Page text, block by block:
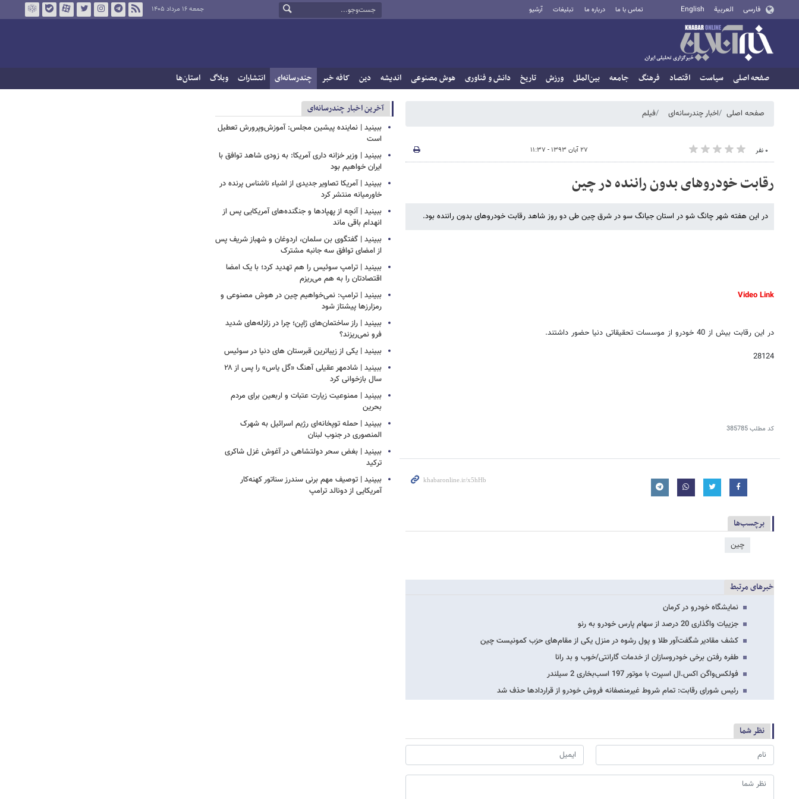
فارسی العربية English تماس با ما درباره ما تبلیغات آرشیو جمعه ۱۶ مرداد ۱۴۰۵
صفحه اصلی سیاست اقتصاد فرهنگ جامعه بین‌الملل ورزش تاریخ دانش و فناوری هوش مصنوعی اندیشه دین کافه خبر چندرسانه‌ای انتشارات وبلاگ استان‌ها
صفحه اصلی اخبار چندرسانه‌ای فیلم
۰ نفر ۲۷ آبان ۱۳۹۳ - ۱۱:۳۷
رقابت خودروهای بدون راننده در چین
در این هفته شهر چانگ شو در استان جیانگ سو در شرق چین طی دو روز شاهد رقابت خودروهای بدون راننده بود.
Video Link
در این رقابت بیش از 40 خودرو از موسسات تحقیقاتی دنیا حضور داشتند.
28124
کد مطلب385785
برچسب‌ها
چین
خبرهای مرتبط
نمایشگاه خودرو در کرمان
جزییات واگذاری 20 درصد از سهام پارس خودرو به رنو
کشف مقادیر شگفت‌آور طلا و پول رشوه در منزل یکی از مقام‌های حزب کمونیست چین
طفره رفتن برخی خودروسازان از خدمات گارانتی/خوب و بد رانا
فولکس‌واگن اکس.ال اسپرت با موتور 197 اسب‏‌بخاری 2 سیلندر
رئیس شورای رقابت: تمام شروط غیرمنصفانه فروش خودرو از قراردادها حذف شد
نظر شما
آخرین اخبار چندرسانه‌ای
ببینید | نماینده پیشین مجلس: آموزش‌وپرورش تعطیل
است
ببینید | وزیر خزانه داری آمریکا: به زودی شاهد توافق با
ایران خواهیم بود
ببینید | آمریکا تصاویر جدیدی از اشیاء ناشناس پرنده در
خاورمیانه منتشر کرد
ببینید | آنچه از پهپادها و جنگنده‌های آمریکایی پس از
انهدام باقی ماند
ببینید | گفتگوی بن سلمان، اردوغان و شهباز شریف پس
از امضای توافق سه جانبه مشترک
ببینید | ترامپ سوئیس را هم تهدید کرد؛ با یک امضا
اقتصادتان را به هم می‌ریزم
ببینید | ترامپ: نمی‌خواهیم چین در هوش مصنوعی و
رمزارزها پیشتاز شود
ببینید | راز ساختمان‌های ژاپن؛ چرا در زلزله‌های شدید
فرو نمی‌ریزند؟
ببینید | یکی از زیباترین قبرستان های دنیا در سوئیس
ببینید | شادمهر عقیلی آهنگ «گل یاس» را پس از ۲۸
سال بازخوانی کرد
ببینید | ممنوعیت زیارت عتبات و اربعین برای مردم
بحرین
ببینید | حمله توپخانه‌ای رژیم اسرائیل به شهرک
المنصوری در جنوب لبنان
ببینید | بغض سحر دولتشاهی در آغوش غزل شاکری
ترکید
ببینید | توصیف مهم برنی سندرز سناتور کهنه‌کار
آمریکایی از دونالد ترامپ